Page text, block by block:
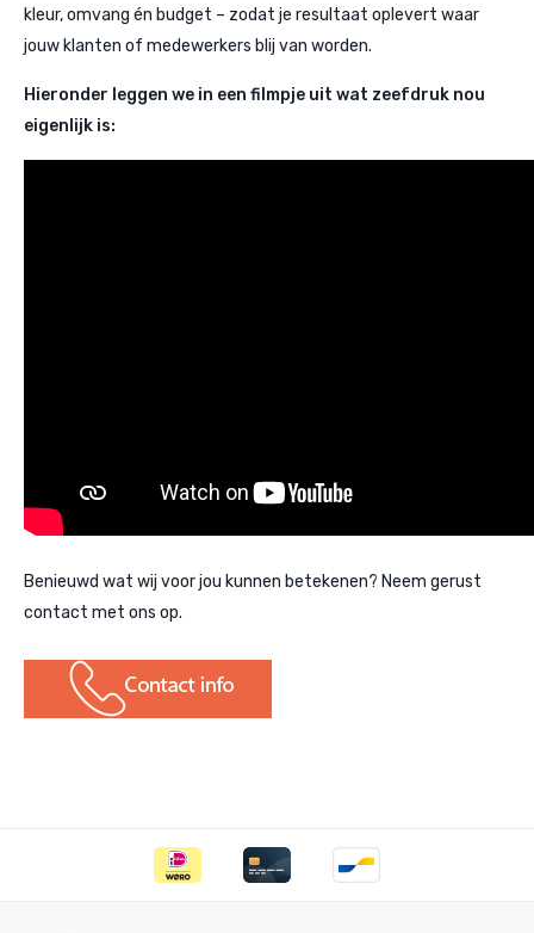
kleur, omvang én budget – zodat je resultaat oplevert waar
jouw klanten of medewerkers blij van worden.
Hieronder leggen we in een filmpje uit wat zeefdruk nou
eigenlijk is:
Benieuwd wat wij voor jou kunnen betekenen? Neem gerust
contact met ons op.